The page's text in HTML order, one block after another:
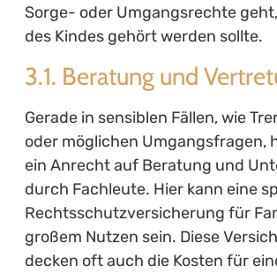
Sorge- oder Umgangsrechte
des Kindes gehört werden sollte.
3.1. Beratung und
Gerade in sensiblen Fällen, wie
oder möglichen Umgangsfragen,
ein Anrecht auf Beratung und
durch Fachleute. Hier kann eine
Rechtsschutzversicherung für
großem Nutzen sein. Diese
decken oft auch die Kosten für